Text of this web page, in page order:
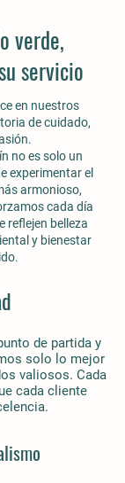
verde,
servicio
en nuestros
de cuidado,
no es solo un
experimentar el
armonioso,
cada día
reflejen belleza
y bienestar
de partida y
solo lo mejor
valiosos. Cada
cada cliente